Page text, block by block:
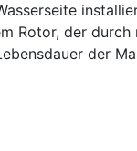
Rotor, der
der